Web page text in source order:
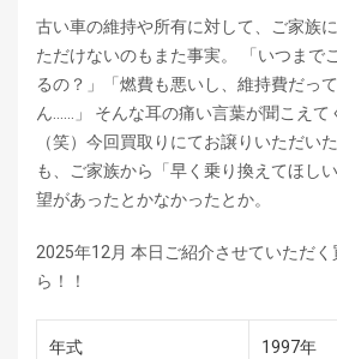
古い車の維持や所有に対して、ご家族
ただけないのもまた事実。 「いつまで
るの？」「燃費も悪いし、維持費だっ
ん……」 そんな耳の痛い言葉が聞こえて
（笑）今回買取りにてお譲りいただい
も、ご家族から「早く乗り換えてほし
望があったとかなかったとか。
2025年12月 本日ご紹介させていただく
ら！！
年式 1997年